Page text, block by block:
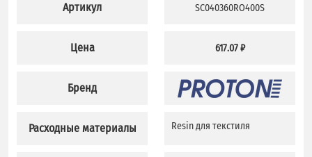
Артикул
Цена
Бренд
Расходные материалы
SC040360RO400S
617.07 ₽
Resin для текстиля